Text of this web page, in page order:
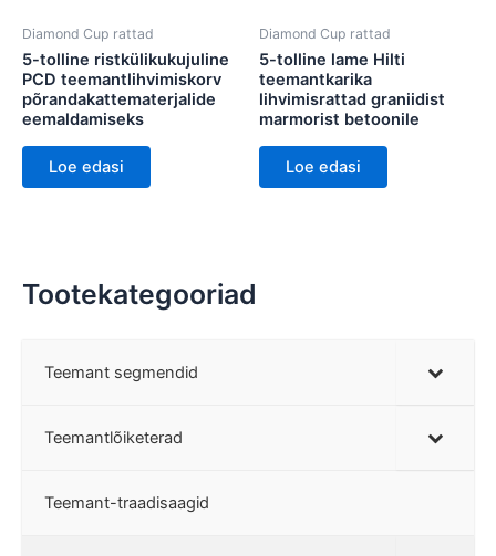
Diamond Cup rattad
5-tolline ristkülikukujuline
PCD teemantlihvimiskorv
põrandakattematerjalide
eemaldamiseks
Loe edasi
Diamond Cup rattad
5-tolline lame Hilti
teemantkarika
lihvimisrattad graniidist
marmorist betoonile
Loe edasi
Tootekategooriad
Teemant segmendid
Teemantlõiketerad
Teemant-traadisaagid